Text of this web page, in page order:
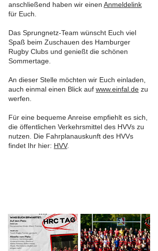
anschließend haben wir einen Anmeldelink
für Euch.
Das Sprungnetz-Team wünscht Euch viel
Spaß beim Zuschauen des Hamburger
Rugby Clubs und genießt die schönen
Sommertage.
An dieser Stelle möchten wir Euch einladen,
auch einmal einen Blick auf www.einfal.de zu
werfen.
Für eine bequeme Anreise empfiehlt es sich,
die öffentlichen Verkehrsmittel des HVVs zu
nutzen. Die Fahrplanauskunft des HVVs
findet Ihr hier: HVV.